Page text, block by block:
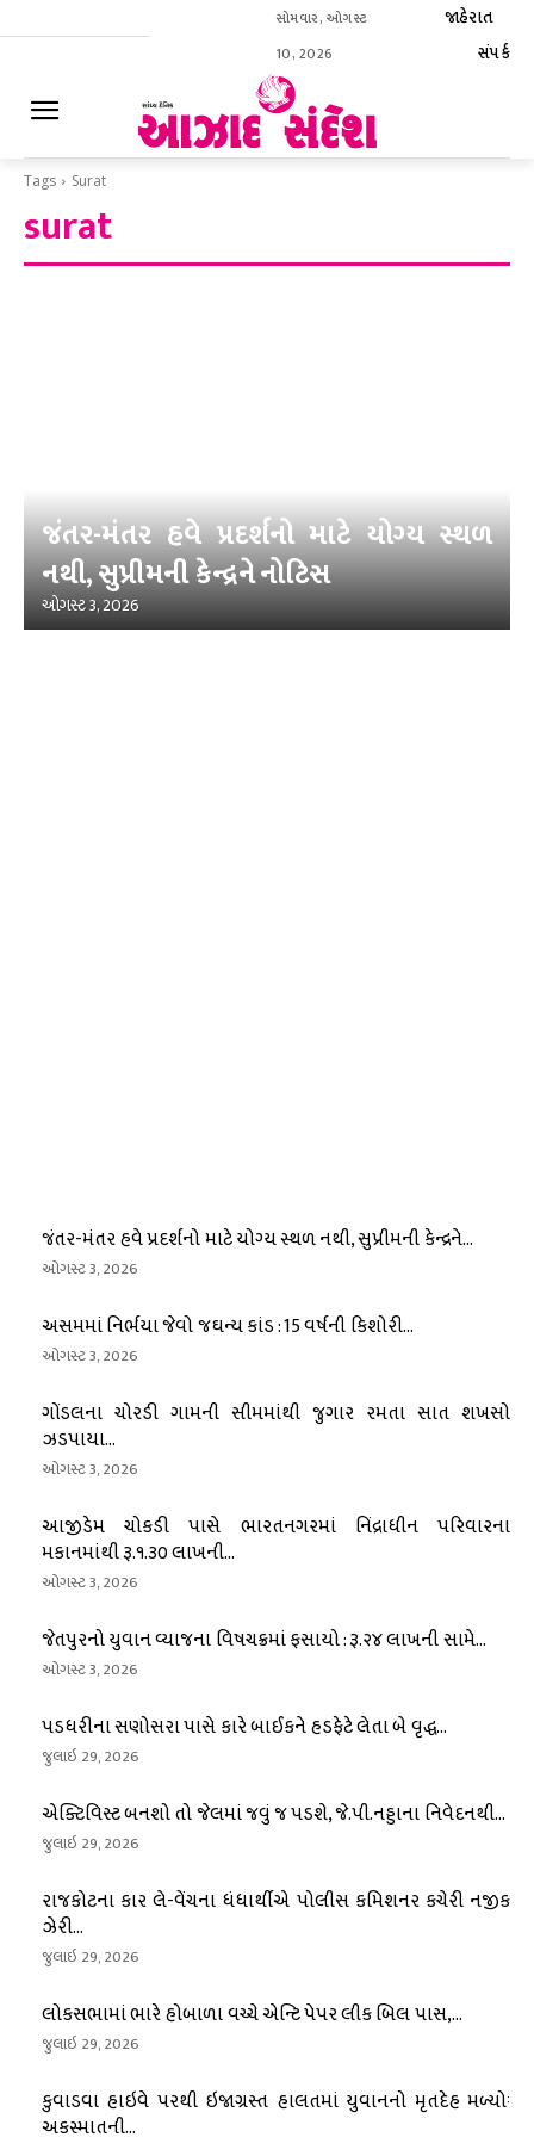
સોમવાર, ઓગસ્ટ
10, 2026
જાહેરાત
સંપર્ક
Tags Surat
surat
જંતર-મંતર હવે પ્રદર્શનો માટે યોગ્ય સ્થળ
નથી, સુપ્રીમની કેન્દ્રને નોટિસ
ઓગસ્ટ 3, 2026
જંતર-મંતર હવે પ્રદર્શનો માટે યોગ્ય સ્થળ નથી, સુપ્રીમની કેન્દ્રને...
ઓગસ્ટ 3, 2026
અસમમાં નિર્ભયા જેવો જઘન્ય કાંડ : 15 વર્ષની કિશોરી...
ઓગસ્ટ 3, 2026
ગોંડલના ચોરડી ગામની સીમમાંથી જુગાર રમતા સાત શખસો
ઝડપાયા...
ઓગસ્ટ 3, 2026
આજીડેમ ચોકડી પાસે ભારતનગરમાં નિંદ્રાધીન પરિવારના
મકાનમાંથી રૂ.૧.૩૦ લાખની...
ઓગસ્ટ 3, 2026
જેતપુરનો યુવાન વ્યાજના વિષચક્રમાં ફસાયો : રૂ.૨૪ લાખની સામે...
ઓગસ્ટ 3, 2026
પડધરીના સણોસરા પાસે કારે બાઈકને હડફેટે લેતા બે વૃદ્ધ...
જુલાઇ 29, 2026
એક્ટિવિસ્ટ બનશો તો જેલમાં જવું જ પડશે, જે.પી.નડ્ડાના નિવેદનથી...
જુલાઇ 29, 2026
રાજકોટના કાર લે-વેંચના ધંધાર્થીએ પોલીસ કમિશનર કચેરી નજીક
ઝેરી...
જુલાઇ 29, 2026
લોકસભામાં ભારે હોબાળા વચ્ચે એન્ટિ પેપર લીક બિલ પાસ,...
જુલાઇ 29, 2026
કુવાડવા હાઇવે પરથી ઇજાગ્રસ્ત હાલતમાં યુવાનનો મૃતદેહ મળ્યોઃ
અકસ્માતની...